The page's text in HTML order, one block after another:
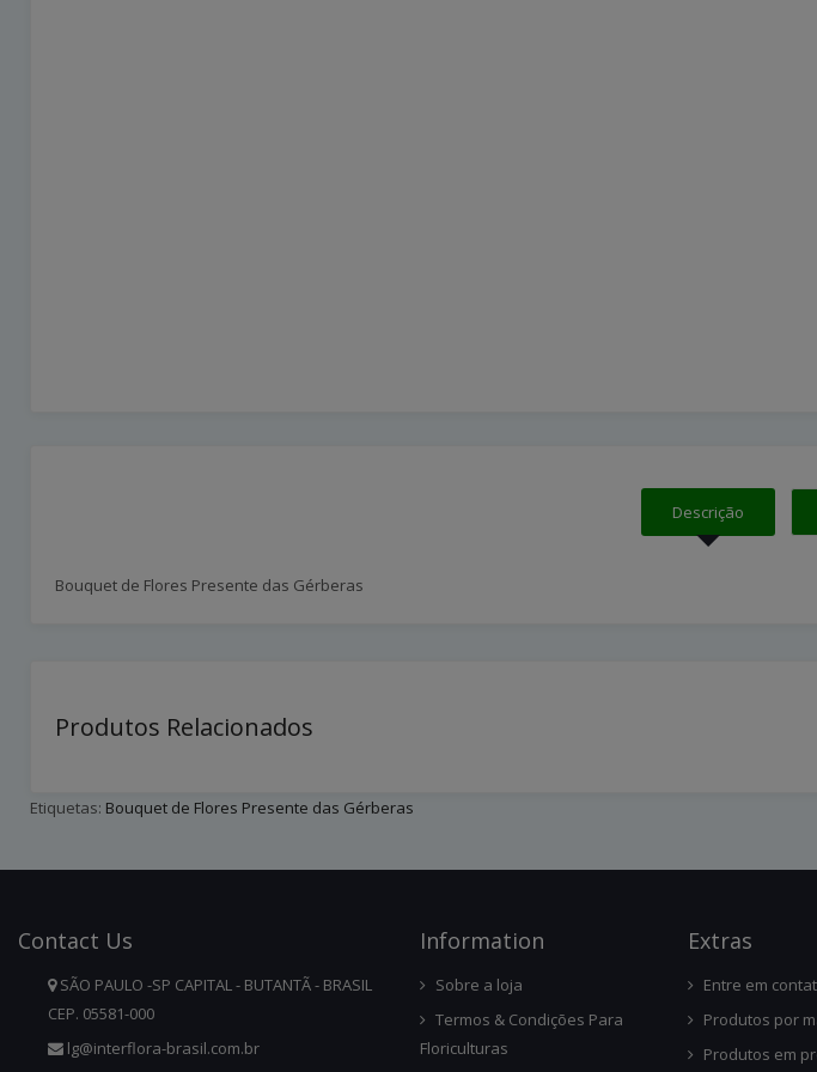
Descrição
Bouquet de Flores Presente das Gérberas
Produtos Relacionados
Etiquetas: Bouquet de Flores Presente das Gérberas
Contact Us
SÃO PAULO -SP CAPITAL - BUTANTÃ - BRASIL
CEP. 05581-000
lg@interflora-brasil.com.br
InforMation
Sobre a loja
Termos & Condições Para
Floriculturas
ExtRas
Entre em
Produtos por
Produtos em